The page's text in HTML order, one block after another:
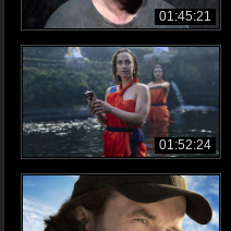
01:45:21
01:52:24